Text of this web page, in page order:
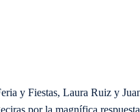
y Fiestas, Laura Ruiz y